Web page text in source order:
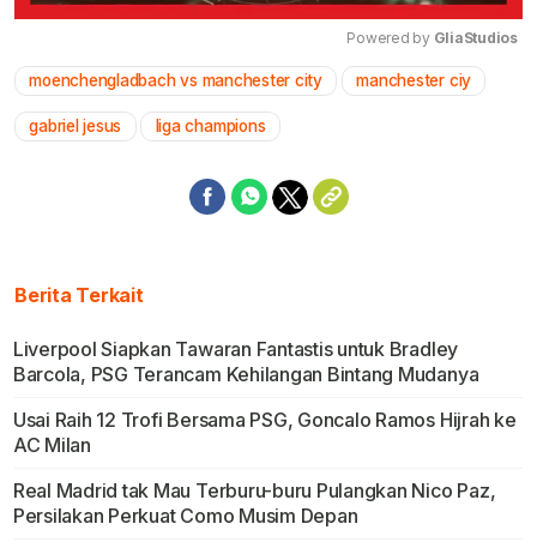
Mute
Powered by GliaStudios
moenchengladbach vs manchester city manchester ciy
gabriel jesus liga champions
Berita Terkait
Liverpool Siapkan Tawaran Fantastis untuk Bradley
Barcola, PSG Terancam Kehilangan Bintang Mudanya
Usai Raih 12 Trofi Bersama PSG, Goncalo Ramos Hijrah ke
AC Milan
Real Madrid tak Mau Terburu-buru Pulangkan Nico Paz,
Persilakan Perkuat Como Musim Depan